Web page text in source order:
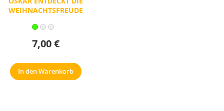
WEIHNACHTSFREUDE
7,00 €
In den Warenkorb